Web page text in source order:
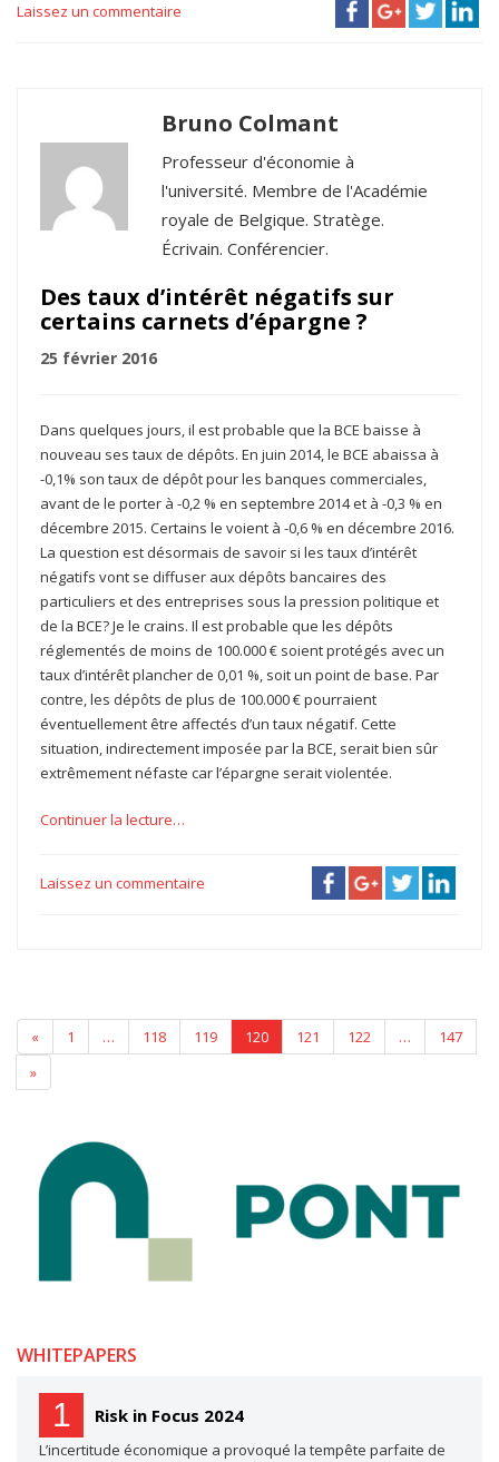
Laissez un commentaire
Bruno Colmant
Professeur d'économie à
l'université. Membre de l'Académie
royale de Belgique. Stratège.
Écrivain. Conférencier.
Des taux d’intérêt négatifs sur
certains carnets d’épargne ?
25 février 2016
Dans quelques jours, il est probable que la BCE baisse à
nouveau ses taux de dépôts. En juin 2014, le BCE abaissa à
-0,1% son taux de dépôt pour les banques commerciales,
avant de le porter à -0,2 % en septembre 2014 et à -0,3 % en
décembre 2015. Certains le voient à -0,6 % en décembre 2016.
La question est désormais de savoir si les taux d’intérêt
négatifs vont se diffuser aux dépôts bancaires des
particuliers et des entreprises sous la pression politique et
de la BCE? Je le crains. Il est probable que les dépôts
réglementés de moins de 100.000 € soient protégés avec un
taux d’intérêt plancher de 0,01 %, soit un point de base. Par
contre, les dépôts de plus de 100.000 € pourraient
éventuellement être affectés d’un taux négatif. Cette
situation, indirectement imposée par la BCE, serait bien sûr
extrêmement néfaste car l’épargne serait violentée.
Continuer la lecture…
Laissez un commentaire
« 1 … 118 119 120 121 122 …
147
»
WHITEPAPERS
1 Risk in Focus 2024
L’incertitude économique a provoqué la tempête parfaite de